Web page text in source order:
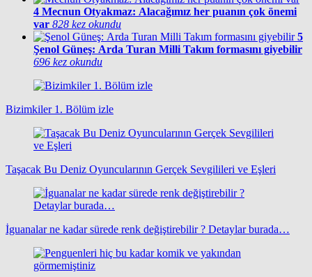
4 Mecnun Otyakmaz: Alacağımız her puanın çok önemi
var 828 kez okundu
5
Şenol Güneş: Arda Turan Milli Takım formasını giyebilir
696 kez okundu
Bizimkiler 1. Bölüm izle
Taşacak Bu Deniz Oyuncularının Gerçek Sevgilileri ve Eşleri
İguanalar ne kadar sürede renk değiştirebilir ? Detaylar burada…